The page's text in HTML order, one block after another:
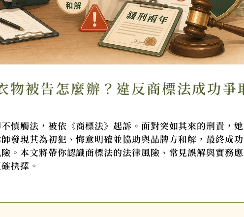
物被告怎麼辦？違反商標法成功爭
慎觸法，被依《商標法》起訴。面對突如其來的刑責，
發現其為初犯、悔意明確並協助與品牌方和解，最終成
。本文將帶你認識商標法的法律風險、常見誤解與實務
抉擇。